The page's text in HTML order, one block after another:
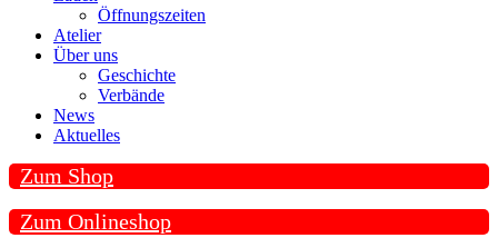
Öffnungszeiten
Atelier
Über uns
Geschichte
Verbände
News
Aktuelles
Zum Shop
Zum Onlineshop